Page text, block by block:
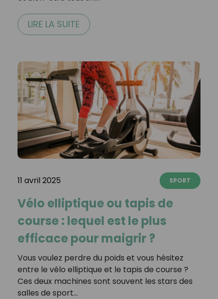
LIRE LA SUITE
11 avril 2025 SPORT
Vélo elliptique ou tapis de
course : lequel est le plus
efficace pour maigrir ?
Vous voulez perdre du poids et vous hésitez
entre le vélo elliptique et le tapis de course ?
Ces deux machines sont souvent les stars des
salles de sport…